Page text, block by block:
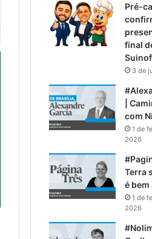
Pré-
final
3 de
|
com
1 de
2026
Terra
é bem
1 de
2026